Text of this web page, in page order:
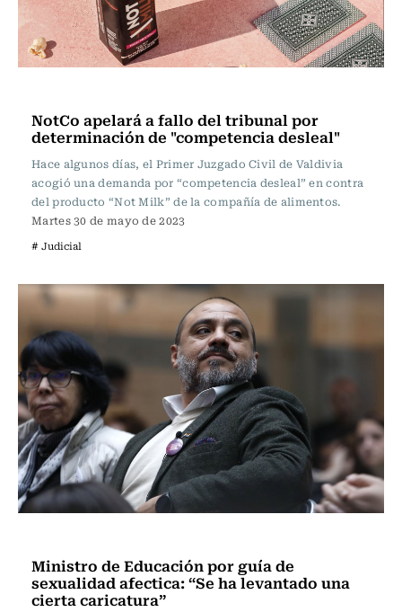
NotCo apelará a fallo del tribunal por
determinación de "competencia desleal"
Hace algunos días, el Primer Juzgado Civil de Valdivia
acogió una demanda por “competencia desleal” en contra
del producto “Not Milk” de la compañía de alimentos.
Martes 30 de mayo de 2023
# Judicial
Ministro de Educación por guía de
sexualidad afectica: “Se ha levantado una
cierta caricatura”